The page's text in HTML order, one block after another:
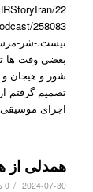
22
نیست،-شر-
بعضی وقت ها
شور و هیجان
تصمیم گرفتم
اجرای
همدلی از
2024-07-30
/ 0 دیدگاه